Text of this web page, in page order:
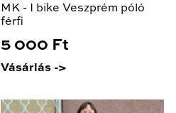
MK - I bike Veszprém póló
férfi
5 000 Ft
Vásárlás ->